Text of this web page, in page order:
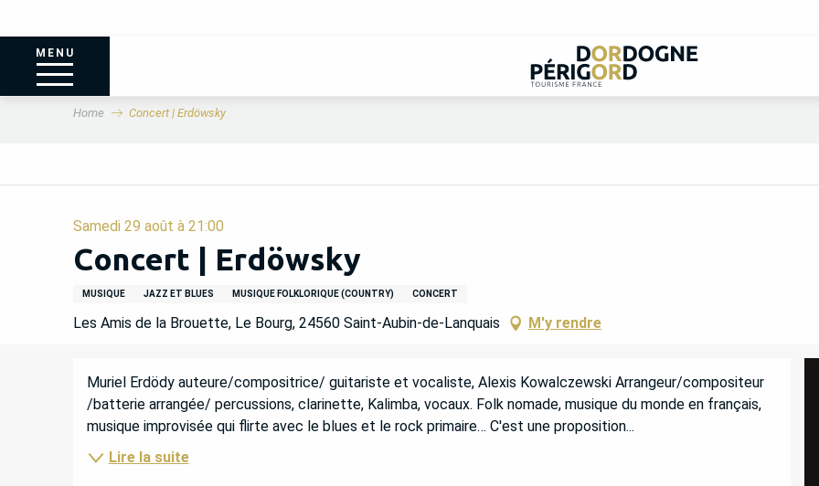
MENU
Home Concert | Erdöwsky
Samedi 29 août à 21:00
Concert | Erdöwsky
MUSIQUE JAZZ ET BLUES MUSIQUE FOLKLORIQUE (COUNTRY) CONCERT
Les Amis de la Brouette, Le Bourg, 24560 Saint-Aubin-de-Lanquais M'y rendre
DESCRIPTION
Muriel Erdödy auteure/compositrice/ guitariste et vocaliste, Alexis Kowalczewski Arrangeur/compositeur
/batterie arrangée/ percussions, clarinette, Kalimba, vocaux. Folk nomade, musique du monde en français,
musique improvisée qui flirte avec le blues et le rock primaire… C'est une proposition...
Lire la suite